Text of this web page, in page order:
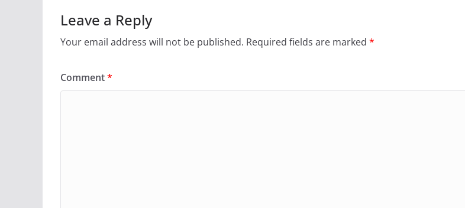
Leave a Reply
Your email address will not be published. Required fields are marked *
Comment*